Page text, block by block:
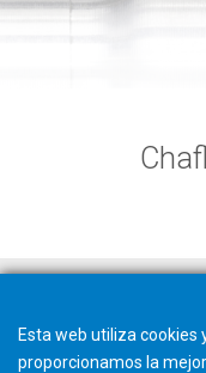
Esta web utiliza cookies
proporcionamos la